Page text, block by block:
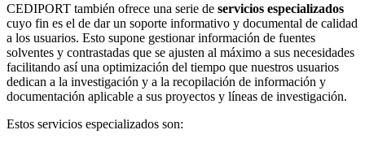
CEDIPORT también ofrece una serie de servicios especializados
cuyo fin es el de dar un soporte informativo y documental de calidad
a los usuarios. Esto supone gestionar información de fuentes
solventes y contrastadas que se ajusten al máximo a sus necesidades
facilitando así una optimización del tiempo que nuestros usuarios
dedican a la investigación y a la recopilación de información y
documentación aplicable a sus proyectos y líneas de investigación.
Estos servicios especializados son: